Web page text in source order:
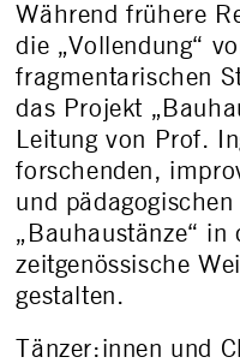
Während frühere
die „Vollendung“
fragmentarischen
das Projekt
Leitung von Prof.
forschenden,
und
„Bauhaustänze“ in
zeitgenössische
gestalten.
Tänzer:innen und